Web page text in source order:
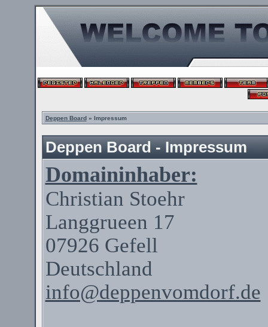
Deppen Board» Impressum
Deppen Board - Impressum
Domaininhaber:
Christian Stoehr
Langgrueen 17
07926 Gefell
Deutschland
info@deppenvomdorf.de